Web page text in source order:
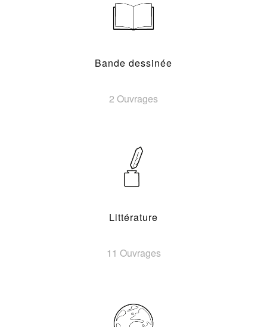
Bande dessinée
2 Ouvrages
Littérature
11 Ouvrages